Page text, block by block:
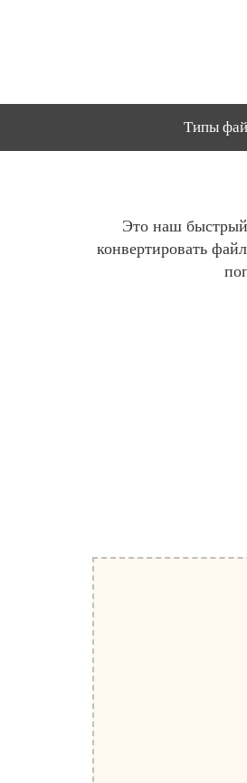
Типы
Это наш
конвертировать